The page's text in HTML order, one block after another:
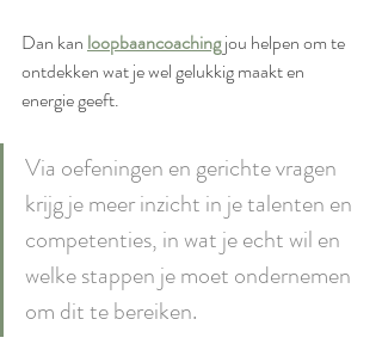
Dan kan loopbaancoaching jou helpen om te
ontdekken wat je wel gelukkig maakt en
energie geeft.
Via oefeningen en gerichte vragen
krijg je meer inzicht in je talenten en
competenties, in wat je echt wil en
welke stappen je moet ondernemen
om dit te bereiken.